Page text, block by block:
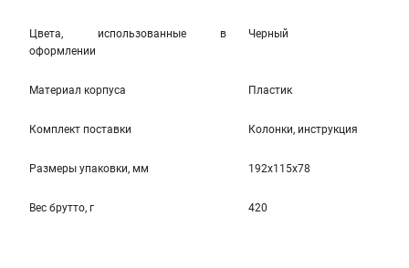
Цвета, использованные в
оформлении
Черный
Материал корпуса Пластик
Комплект поставки Колонки, инструкция
Размеры упаковки, мм 192x115x78
Вес брутто, г 420